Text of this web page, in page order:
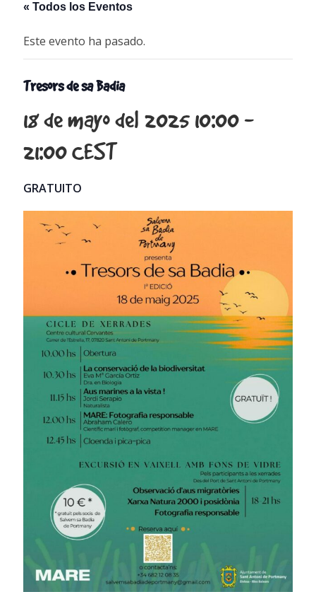
« Todos los Eventos
Este evento ha pasado.
Tresors de sa Badia
18 de mayo del 2025 10:00 -
21:00CEST
GRATUITO